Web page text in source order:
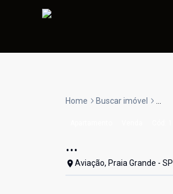
Home Buscar imóvel ...
...
Aviação, Praia Grande - SP